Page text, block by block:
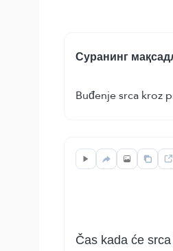
Суранинг
Buđenje srca kroz
Čas kada će